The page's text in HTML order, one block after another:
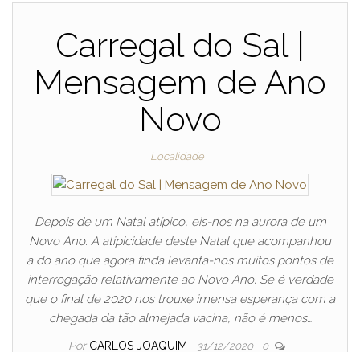
Carregal do Sal |
Mensagem de Ano
Novo
Localidade
Depois de um Natal atípico, eis-nos na aurora de um
Novo Ano. A atipicidade deste Natal que acompanhou
a do ano que agora finda levanta-nos muitos pontos de
interrogação relativamente ao Novo Ano. Se é verdade
que o final de 2020 nos trouxe imensa esperança com a
chegada da tão almejada vacina, não é menos…
Por CARLOS JOAQUIM 31/12/2020 0